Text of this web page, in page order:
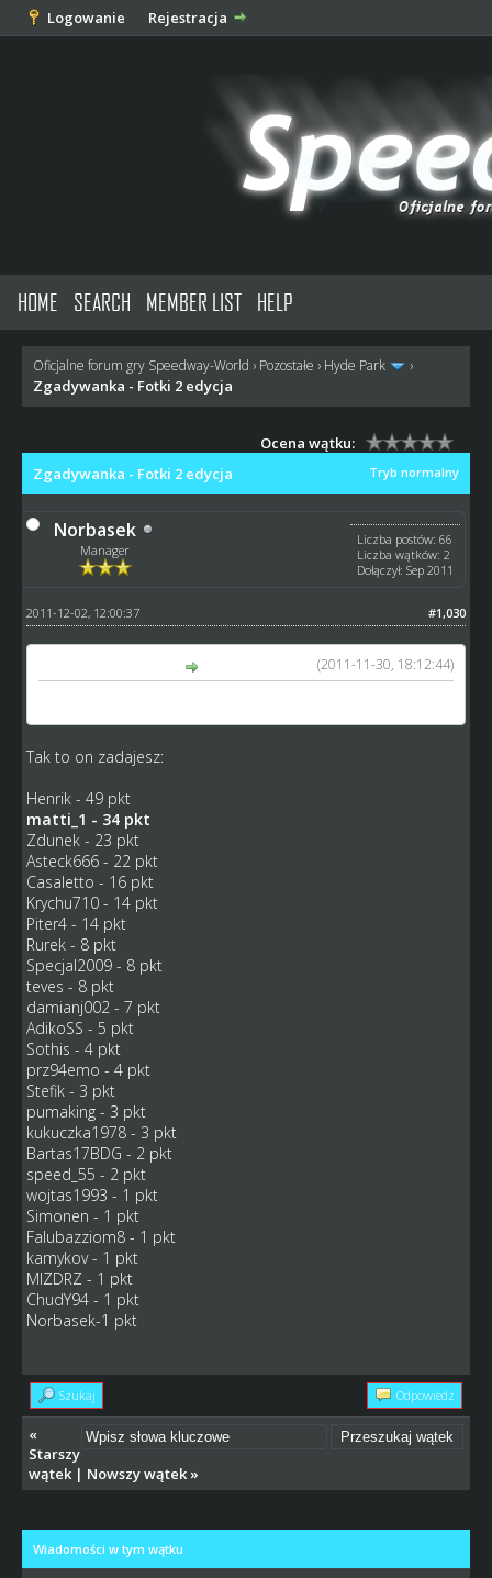
Logowanie Rejestracja
HOME SEARCH MEMBER LIST HELP
Oficjalne forum gry Speedway-World › Pozostałe › Hyde Park ›
Zgadywanka - Fotki 2 edycja
Ocena wątku:
Tryb normalny
Zgadywanka - Fotki 2 edycja
Norbasek
Manager
Liczba postów: 66
Liczba wątków: 2
Dołączył: Sep 2011
#1,030
2011-12-02, 12:00:37
(2011-11-30, 18:12:44)
Tak to on zadajesz:
Henrik - 49 pkt
matti_1 - 34 pkt
Zdunek - 23 pkt
Asteck666 - 22 pkt
Casaletto - 16 pkt
Krychu710 - 14 pkt
Piter4 - 14 pkt
Rurek - 8 pkt
Specjal2009 - 8 pkt
teves - 8 pkt
damianj002 - 7 pkt
AdikoSS - 5 pkt
Sothis - 4 pkt
prz94emo - 4 pkt
Stefik - 3 pkt
pumaking - 3 pkt
kukuczka1978 - 3 pkt
Bartas17BDG - 2 pkt
speed_55 - 2 pkt
wojtas1993 - 1 pkt
Simonen - 1 pkt
Falubazziom8 - 1 pkt
kamykov - 1 pkt
MIZDRZ - 1 pkt
ChudY94 - 1 pkt
Norbasek-1 pkt
Szukaj Odpowiedz
«
Starszy
wątek| Nowszy wątek»
Wiadomości w tym wątku